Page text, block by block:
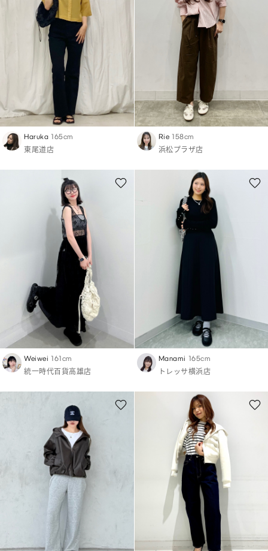
Haruka 165cm
東尾道店
Rie 158cm
浜松プラザ店
Weiwei 161cm
統一時代百貨高雄店
Manami 165cm
トレッサ横浜店